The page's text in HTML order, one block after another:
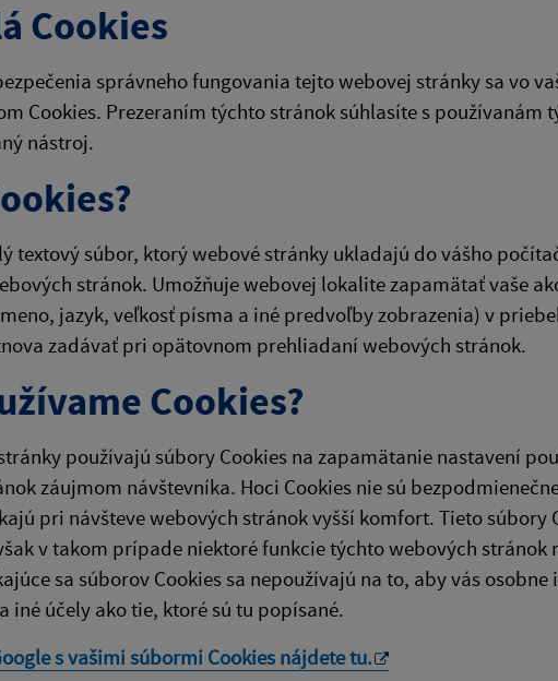
Cookies
správneho fungovania tejto webovej stránky sa vo
Cookies. Prezeraním týchto stránok súhlasíte s používanám
nástroj.
textový súbor, ktorý webové stránky ukladajú do vášho
stránok. Umožňuje webovej lokalite zapamätať vaše
jazyk, veľkosť písma a iné predvoľby zobrazenia) v
zadávať pri opätovnom prehliadaní webových stránok.
Cookies?
používajú súbory Cookies na zapamätanie nastavení
záujmom návštevníka. Hoci Cookies nie sú
pri návšteve webových stránok vyšší komfort. Tieto súbory
v takom prípade niektoré funkcie týchto webových stránok
sa súborov Cookies sa nepoužívajú na to, aby vás
iné účely ako tie, ktoré sú tu popísané.
s vašimi súbormi Cookies nájdetetu.